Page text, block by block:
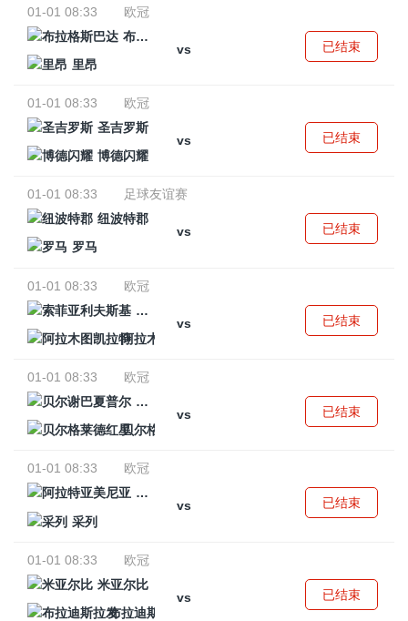
01-01 08:33
欧冠
布拉格斯巴达
vs
里昂
已结束
01-01 08:33
欧冠
圣吉罗斯
vs
博德闪耀
已结束
01-01 08:33
足球友谊赛
纽波特郡
vs
罗马
已结束
01-01 08:33
欧冠
索菲亚利夫斯基
vs
阿拉木图凯拉特
已结束
01-01 08:33
欧冠
贝尔谢巴夏普尔
vs
贝尔格莱德红星
已结束
01-01 08:33
欧冠
阿拉特亚美尼亚
vs
采列
已结束
01-01 08:33
欧冠
米亚尔比
vs
布拉迪斯拉发
已结束